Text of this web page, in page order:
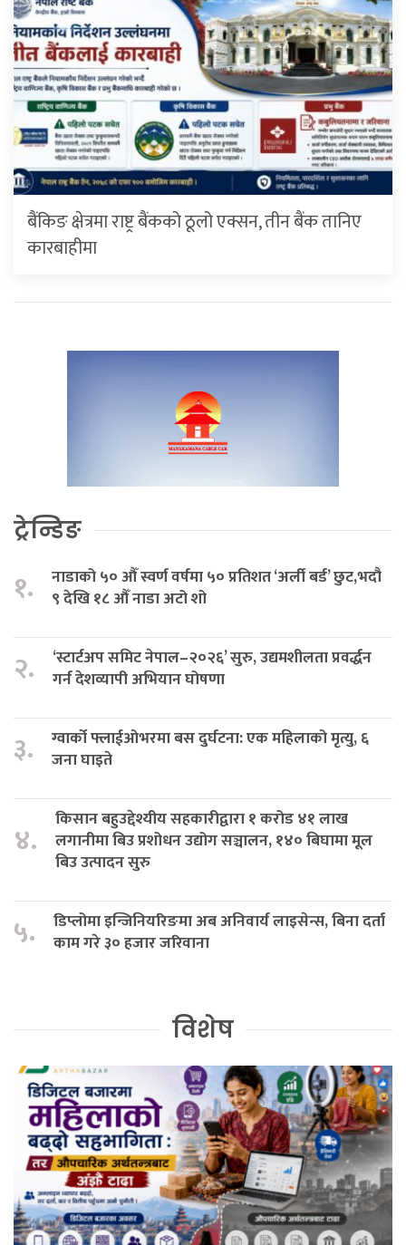
बैंकिङ क्षेत्रमा राष्ट्र बैंकको ठूलो एक्सन, तीन बैंक तानिए
कारबाहीमा
ट्रेन्डिङ
१.
नाडाको ५० औँ स्वर्ण वर्षमा ५० प्रतिशत ‘अर्ली बर्ड’ छुट,भदौ
९ देखि १८ औँ नाडा अटो शो
२.
‘स्टार्टअप समिट नेपाल–२०२६’ सुरु, उद्यमशीलता प्रवर्द्धन
गर्न देशव्यापी अभियान घोषणा
३.
ग्वार्को फ्लाईओभरमा बस दुर्घटना: एक महिलाको मृत्यु, ६
जना घाइते
४.
किसान बहुउद्देश्यीय सहकारीद्वारा १ करोड ४१ लाख
लगानीमा बिउ प्रशोधन उद्योग सञ्चालन, १४० बिघामा मूल
बिउ उत्पादन सुरु
५.
डिप्लोमा इन्जिनियरिङमा अब अनिवार्य लाइसेन्स, बिना दर्ता
काम गरे ३० हजार जरिवाना
विशेष